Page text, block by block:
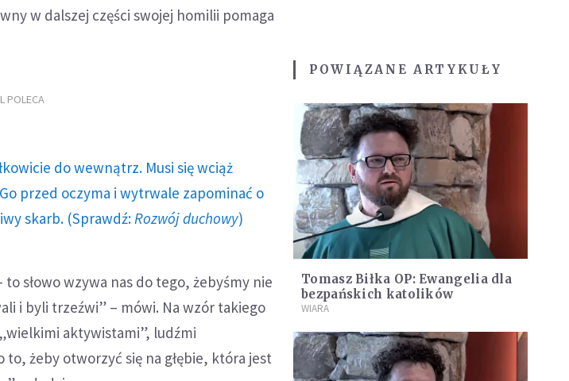
w dalszej części swojej homilii pomaga
POLECA
do wewnątrz. Musi się wciąż
przed oczyma i wytrwale zapominać o
skarb. (Sprawdź: Rozwój duchowy)
słowo wzywa nas do tego, żebyśmy nie
i byli trzeźwi” – mówi. Na wzór takiego
aktywistami”, ludźmi
to, żeby otworzyć się na głębie, która jest
POWIĄZANE ARTYKUŁY
Tomasz Biłka OP: Ewangelia dla
bezpańskich katolików
WIARA